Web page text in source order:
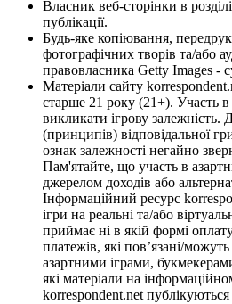
Власник веб-сторінки в
публікації.
Будь-яке копіювання,
фотографічних творів та/або
правовласника Getty Images -
Матеріали сайту
старше 21 року (21+). Участь
викликати ігрову залежність.
(принципів) відповідальної
ознак залежності негайно
Пам'ятайте, що участь в
джерелом доходів або
Інформаційний ресурс
ігри на реальні та/або
приймає ні в якій формі
платежів, які пов’язані/можуть
азартними іграми,
які матеріали на
korrespondent.net